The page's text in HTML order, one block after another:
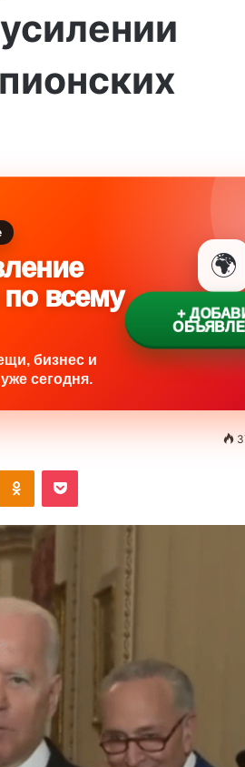
всему
бизнес и
сегодня.
🌍
+